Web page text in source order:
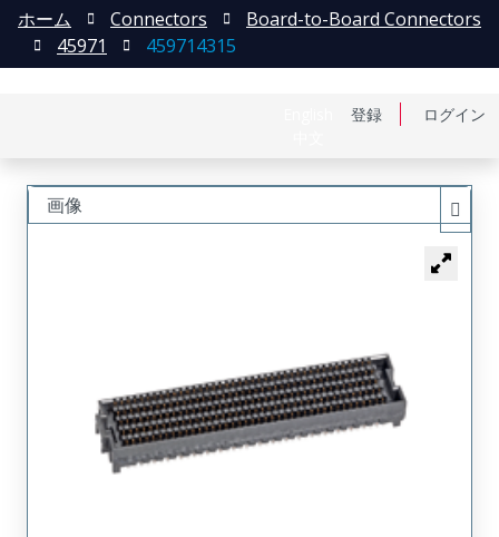
登録 ログイン
ホーム Connectors
Board-to-Board Connectors
45971
459714315
画像